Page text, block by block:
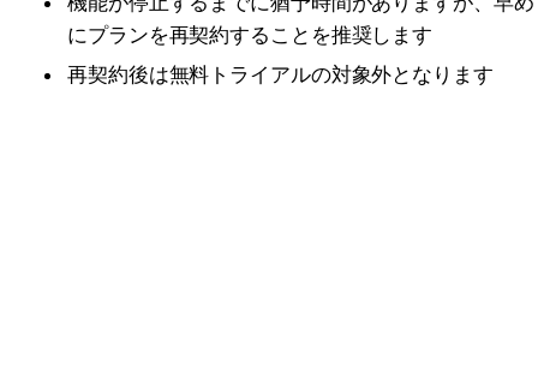
にプランを再契約することを推奨します
再契約後は無料トライアルの対象外となります